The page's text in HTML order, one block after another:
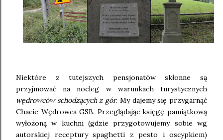
Niektóre z tutejszych pensjonatów skłonne są
przyjmować na nocleg w warunkach turystycznych
wędrowców schodzących z gór. My dajemy się przygarnąć
Chacie Wędrowca GSB. Przeglądając księgę pamiątkową
wyłożoną w kuchni (gdzie przygotowujemy sobie wg
autorskiej receptury spaghetti z pesto i oscypkiem)